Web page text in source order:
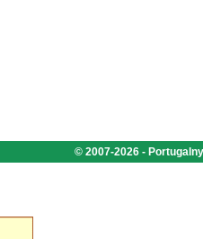
© 2007-2026 -